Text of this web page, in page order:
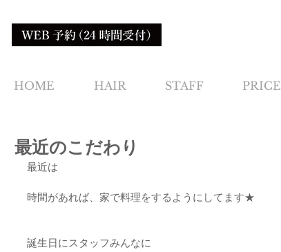
HOME HAIR STAFF PRICE
最近のこだわり
最近は
時間があれば、家で料理をするようにしてます★
誕生日にスタッフみんなに